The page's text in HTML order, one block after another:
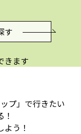
す
きます
プ」で行きたい
う！